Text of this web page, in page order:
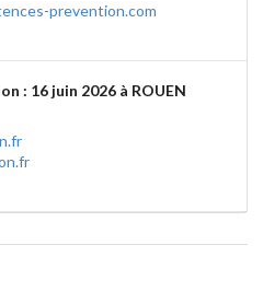
prevention.com
: 16 juin 2026 à ROUEN